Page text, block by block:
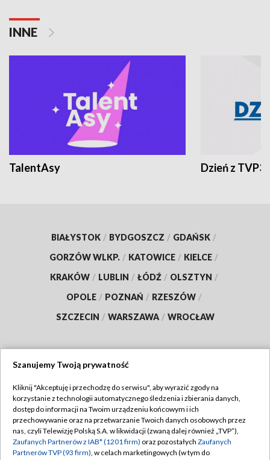
INNE
TalentAsy Dzień z TVP3
BIAŁYSTOK / BYDGOSZCZ / GDAŃSK /
GORZÓW WLKP. / KATOWICE / KIELCE /
KRAKÓW / LUBLIN / ŁÓDŹ / OLSZTYN /
OPOLE / POZNAŃ / RZESZÓW /
SZCZECIN / WARSZAWA / WROCŁAW
TVP
Abonament TVP
Emisja w TVP
Regulamin TVP
Polityka prywatności
Szanujemy Twoją prywatność
Kliknij "Akceptuję i przechodzę do serwisu", aby wyrazić zgody na
korzystanie z technologii automatycznego śledzenia i zbierania danych,
dostęp do informacji na Twoim urządzeniu końcowym i ich
przechowywanie oraz na przetwarzanie Twoich danych osobowych przez
nas, czyli Telewizję Polską S.A. w likwidacji (zwaną dalej również „TVP”),
Zaufanych Partnerów z IAB* (1201 firm) oraz pozostałych Zaufanych
Partnerów TVP (93 firm), w celach marketingowych (w tym do